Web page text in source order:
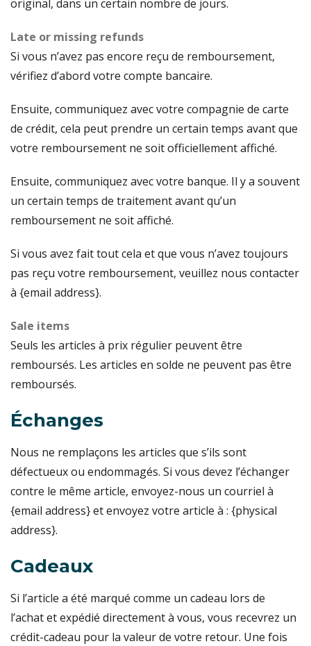
original, dans un certain nombre de jours.
Late or missing refunds
Si vous n’avez pas encore reçu de remboursement,
vérifiez d’abord votre compte bancaire.
Ensuite, communiquez avec votre compagnie de carte
de crédit, cela peut prendre un certain temps avant que
votre remboursement ne soit officiellement affiché.
Ensuite, communiquez avec votre banque. Il y a souvent
un certain temps de traitement avant qu’un
remboursement ne soit affiché.
Si vous avez fait tout cela et que vous n’avez toujours
pas reçu votre remboursement, veuillez nous contacter
à {email address}.
Sale items
Seuls les articles à prix régulier peuvent être
remboursés. Les articles en solde ne peuvent pas être
remboursés.
Échanges
Nous ne remplaçons les articles que s’ils sont
défectueux ou endommagés. Si vous devez l’échanger
contre le même article, envoyez-nous un courriel à
{email address} et envoyez votre article à : {physical
address}.
Cadeaux
Si l’article a été marqué comme un cadeau lors de
l’achat et expédié directement à vous, vous recevrez un
crédit-cadeau pour la valeur de votre retour. Une fois